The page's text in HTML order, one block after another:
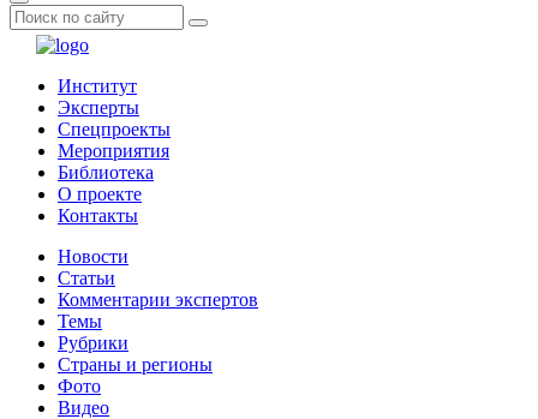
Институт
Эксперты
Спецпроекты
Мероприятия
Библиотека
О проекте
Контакты
Новости
Статьи
Комментарии экспертов
Темы
Рубрики
Страны и регионы
Фото
Видео